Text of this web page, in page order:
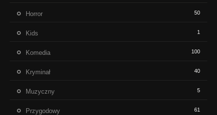
Horror 50
Kids 1
Komedia 100
Kryminał 40
Muzyczny 5
Przygodowy 61